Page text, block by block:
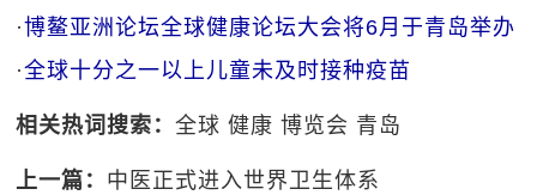
·博鳌亚洲论坛全球健康论坛大会将6月于青岛举办
·全球十分之一以上儿童未及时接种疫苗
相关热词搜索：全球 健康 博览会 青岛
上一篇： 中医正式进入世界卫生体系